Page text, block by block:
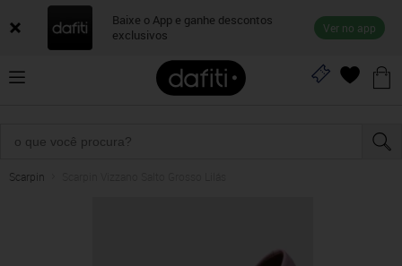
Baixe o App e ganhe descontos
exclusivos
Ver no app
Scarpin